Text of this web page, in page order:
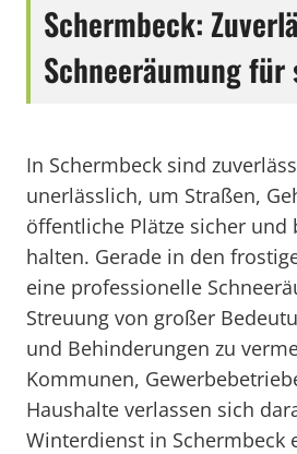
Schermbeck:
Schneeräumung für
In Schermbeck sind
unerlässlich, um Straßen,
öffentliche Plätze sicher und
halten. Gerade in den
eine professionelle
Streuung von großer
und Behinderungen zu
Kommunen,
Haushalte verlassen sich
Winterdienst in Schermbeck